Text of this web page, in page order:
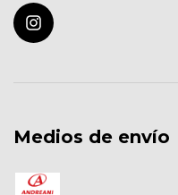
Medios de envío